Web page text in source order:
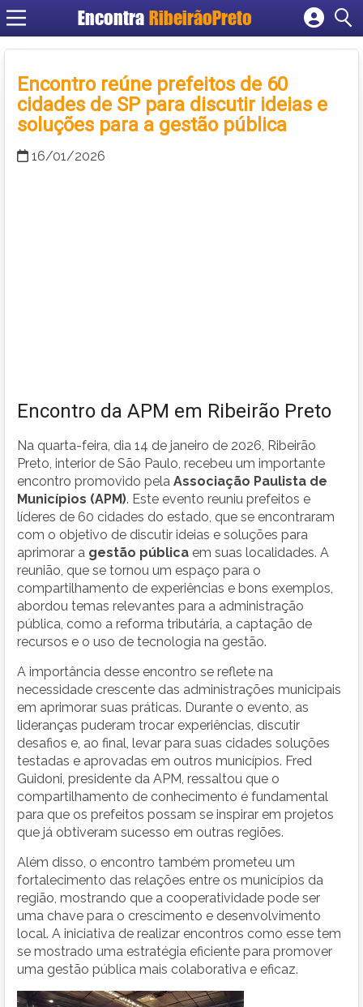
Encontra RibeirãoPreto
Cadastrar empresa
Criar conta
Encontro reúne prefeitos de 60
cidades de SP para discutir ideias e
soluções para a gestão pública
16/01/2026
Encontro da APM em Ribeirão Preto
Na quarta-feira, dia 14 de janeiro de 2026, Ribeirão
Preto, interior de São Paulo, recebeu um importante
encontro promovido pela Associação Paulista de
Municípios (APM). Este evento reuniu prefeitos e
líderes de 60 cidades do estado, que se encontraram
com o objetivo de discutir ideias e soluções para
aprimorar a gestão pública em suas localidades. A
reunião, que se tornou um espaço para o
compartilhamento de experiências e bons exemplos,
abordou temas relevantes para a administração
pública, como a reforma tributária, a captação de
recursos e o uso de tecnologia na gestão.
A importância desse encontro se reflete na
necessidade crescente das administrações municipais
em aprimorar suas práticas. Durante o evento, as
lideranças puderam trocar experiências, discutir
desafios e, ao final, levar para suas cidades soluções
testadas e aprovadas em outros municípios. Fred
Guidoni, presidente da APM, ressaltou que o
compartilhamento de conhecimento é fundamental
para que os prefeitos possam se inspirar em projetos
que já obtiveram sucesso em outras regiões.
Além disso, o encontro também prometeu um
fortalecimento das relações entre os municípios da
região, mostrando que a cooperatividade pode ser
uma chave para o crescimento e desenvolvimento
local. A iniciativa de realizar encontros como esse tem
se mostrado uma estratégia eficiente para promover
uma gestão pública mais colaborativa e eficaz.